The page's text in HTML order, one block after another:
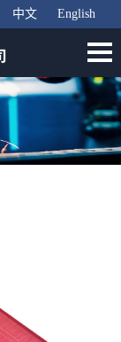
中文 English